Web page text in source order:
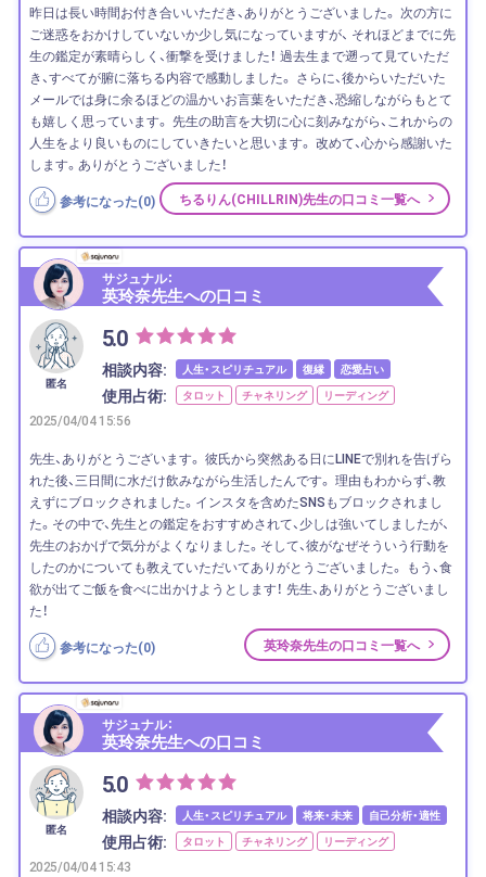
昨日は長い時間お付き合いいただき、ありがとうございました。 次の方に
ご迷惑をおかけしていないか少し気になっていますが、 それほどまでに先
生の鑑定が素晴らしく、衝撃を受けました！ 過去生まで遡って見ていただ
き、すべてが腑に落ちる内容で感動しました。 さらに、後からいただいた
メールでは身に余るほどの温かいお言葉をいただき、恐縮しながらもとて
も嬉しく思っています。 先生の助言を大切に心に刻みながら、これからの
人生をより良いものにしていきたいと思います。 改めて、心から感謝いた
します。ありがとうございました！
参考になった(0) ちるりん(CHILLRIN)先生の口コミ一覧へ
サジュナル：
英玲奈先生への口コミ
匿名
5.0
相談内容: 人生・スピリチュアル 復縁 恋愛占い
使用占術: タロット チャネリング リーディング
2025/04/04 15:56
先生、ありがとうございます。 彼氏から突然ある日にLINEで別れを告げら
れた後、三日間に水だけ飲みながら生活したんです。 理由もわからず、教
えずにブロックされました。インスタを含めたSNSもブロックされまし
た。その中で、先生との鑑定をおすすめされて、少しは強いてしましたが、
先生のおかげで気分がよくなりました。そして、彼がなぜそういう行動を
したのかについても教えていただいてありがとうございました。 もう、食
欲が出てご飯を食べに出かけようとします！ 先生、ありがとうございまし
た！
参考になった(0) 英玲奈先生の口コミ一覧へ
サジュナル：
英玲奈先生への口コミ
匿名
5.0
相談内容: 人生・スピリチュアル 将来・未来 自己分析・適性
使用占術: タロット チャネリング リーディング
2025/04/04 15:43